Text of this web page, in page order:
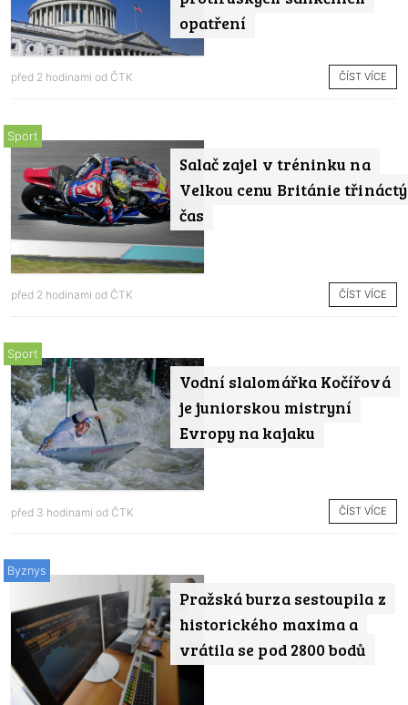
opatření
před 2 hodinami od ČTK ČÍST VÍCE
Salač zajel v tréninku na
Velkou cenu Británie třináctý
čas
Sport
před 2 hodinami od ČTK ČÍST VÍCE
Vodní slalomářka Kočířová
je juniorskou mistryní
Evropy na kajaku
Sport
před 3 hodinami od ČTK ČÍST VÍCE
Pražská burza sestoupila z
historického maxima a
vrátila se pod 2800 bodů
Byznys